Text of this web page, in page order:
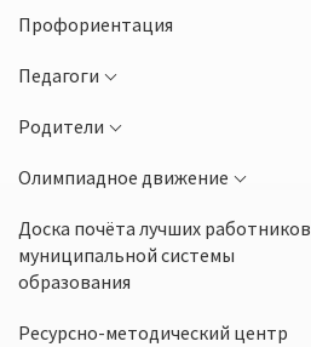
Профориентация
Педагоги
Родители
Олимпиадное движение
Доска почёта лучших работников
муниципальной системы
образования
Ресурсно-методический центр